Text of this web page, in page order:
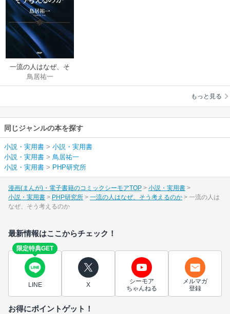
一流の人はなぜ、そ
う考えるのか
鳥居祐一
もっと見る
同じジャンルの本を探す
小説・実用書 > 小説・実用書
小説・実用書 > 鳥居祐一
小説・実用書 > PHP研究所
漫画(まんが)・電子書籍のコミックシーモアTOP
小説・実用書
小説・実用書
PHP研究所 一流の人はなぜ、そう考えるのか
一流の人は
なぜ、そう考えるのか
最新情報はここからチェック！
限定特典GET
LINE X
シーモア
ちゃんねる
メルマガ
登録
お得にポイントゲット！